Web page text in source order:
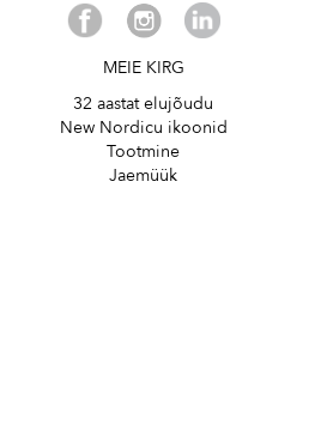
MEIE KIRG
32 aastat elujõudu
New Nordicu ikoonid
Tootmine
Jaemüük